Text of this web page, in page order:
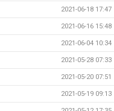
2021-06-18 17:47
2021-06-16 15:48
2021-06-04 10:34
2021-05-28 07:33
2021-05-20 07:51
2021-05-19 09:13